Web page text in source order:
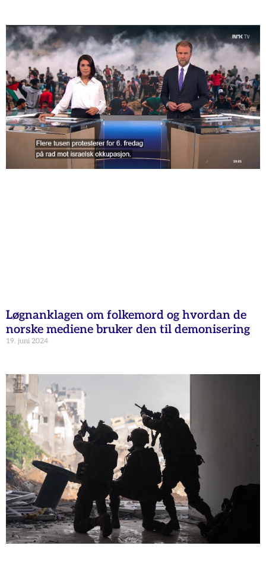
Løgnanklagen om folkemord og hvordan de
norske mediene bruker den til demonisering
19. juni 2024